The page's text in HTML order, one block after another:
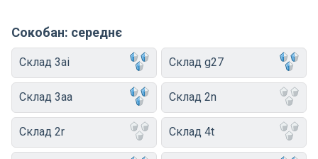
Сокобан: середнє
Склад 3ai Склад g27
Склад 3aa Склад 2n
Склад 2r Склад 4t